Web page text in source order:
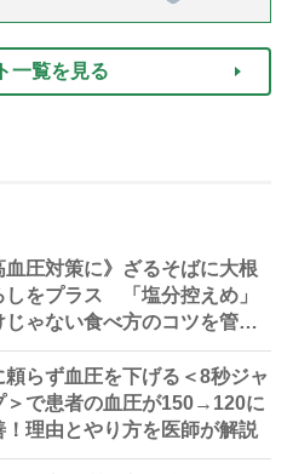
一覧を見る
血圧対策に》ざるそばに大根
しをプラス 「塩分控えめ」
じゃない食べ方のコツを管理
士が解説する
頼らず血圧を下げる＜8秒ジャ
＞で患者の血圧が150→120に
！理由とやり方を医師が解説